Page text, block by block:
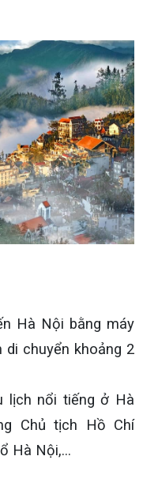
Hà Nội bằng máy
chuyển khoảng 2
lịch nổi tiếng ở Hà
Chủ tịch Hồ Chí
Hà Nội,…